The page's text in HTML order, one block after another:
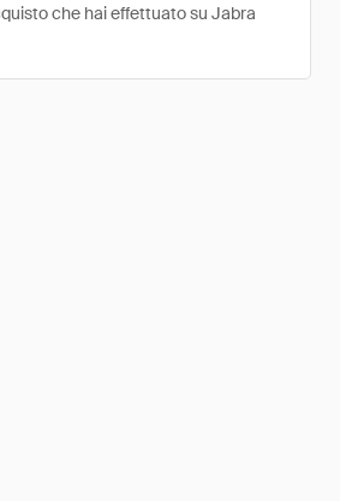
che hai effettuato su Jabra